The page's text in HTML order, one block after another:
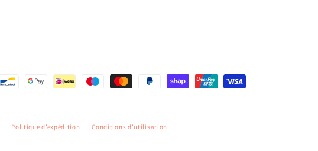
Politique d’expédition Conditions d’utilisation